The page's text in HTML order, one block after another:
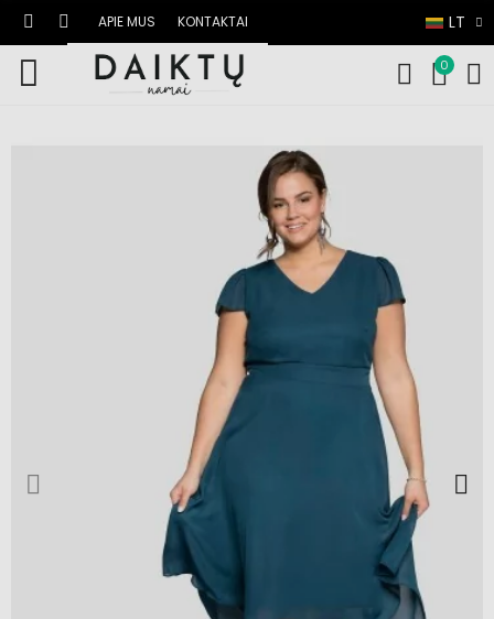
LT
APIE MUS KONTAKTAI
0